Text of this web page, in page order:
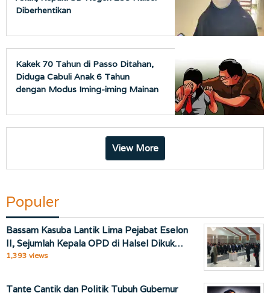
Diberhentikan
Kakek 70 Tahun di Passo Ditahan,
Diduga Cabuli Anak 6 Tahun
dengan Modus Iming-iming Mainan
View More
Populer
Bassam Kasuba Lantik Lima Pejabat Eselon
II, Sejumlah Kepala OPD di Halsel Dikuk…
1,393 views
Tante Cantik dan Politik Tubuh Gubernur